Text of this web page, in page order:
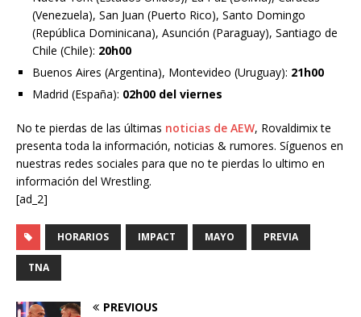
(Venezuela), San Juan (Puerto Rico), Santo Domingo
(República Dominicana), Asunción (Paraguay), Santiago de
Chile (Chile): 20h00
Buenos Aires (Argentina), Montevideo (Uruguay): 21h00
Madrid (España): 02h00 del viernes
No te pierdas de las últimas noticias de AEW, Rovaldimix te
presenta toda la información, noticias & rumores. Síguenos en
nuestras redes sociales para que no te pierdas lo ultimo en
información del Wrestling.
[ad_2]
HORARIOS IMPACT MAYO PREVIA
TNA
PREVIOUS